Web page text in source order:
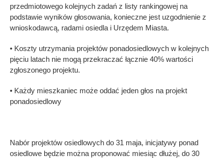
przedmiotowego kolejnych zadań z listy rankingowej na
podstawie wyników głosowania, konieczne jest uzgodnienie z
wnioskodawcą, radami osiedla i Urzędem Miasta.
• Koszty utrzymania projektów ponadosiedlowych w kolejnych
pięciu latach nie mogą przekraczać łącznie 40% wartości
zgłoszonego projektu.
• Każdy mieszkaniec może oddać jeden głos na projekt
ponadosiedlowy
Nabór projektów osiedlowych do 31 maja, inicjatywy ponad
osiedlowe będzie można proponować miesiąc dłużej, do 30